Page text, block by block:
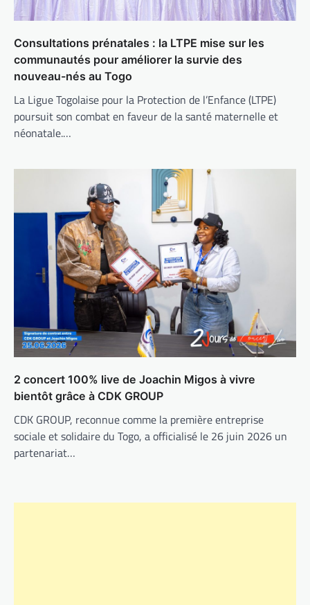
Consultations prénatales : la LTPE mise sur les
communautés pour améliorer la survie des
nouveau-nés au Togo
La Ligue Togolaise pour la Protection de l’Enfance (LTPE)
poursuit son combat en faveur de la santé maternelle et
néonatale.…
2 concert 100% live de Joachin Migos à vivre
bientôt grâce à CDK GROUP
CDK GROUP, reconnue comme la première entreprise
sociale et solidaire du Togo, a officialisé le 26 juin 2026 un
partenariat…